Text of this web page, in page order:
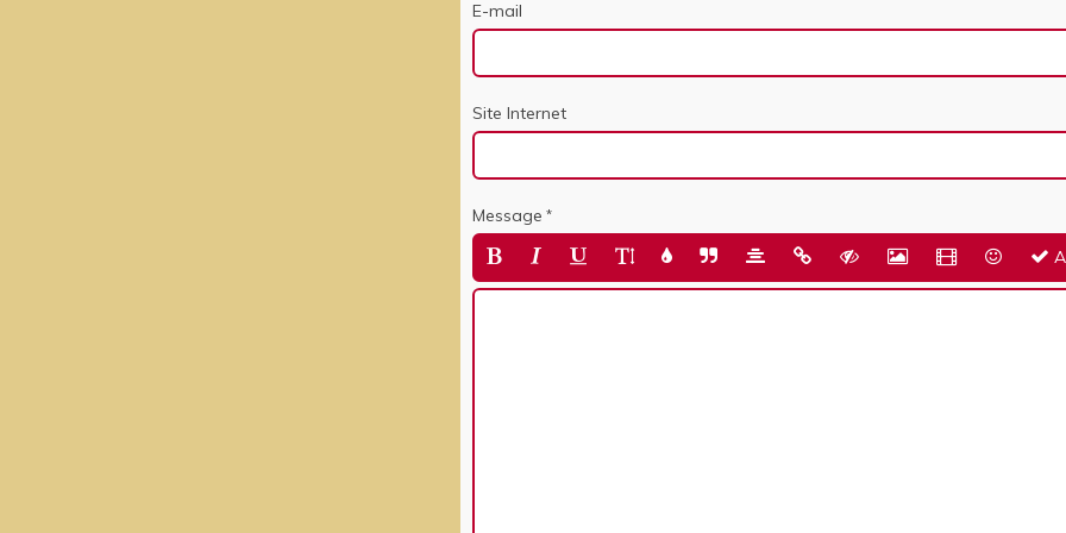
E-mail
Site Internet
Message